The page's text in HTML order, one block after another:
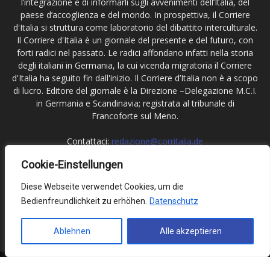
Cookie-Einstellungen
Diese Webseite verwendet Cookies, um die
Bedienfreundlichkeit zu erhöhen.
Datenschutz
Ablehnen Alle akzeptieren
paese d’accoglienza e del mondo. In prospettiva, il Corriere
d'Italia si struttura come laboratorio del dibattito interculturale.
Il Corriere d'Italia è un giornale del presente e del futuro, con
forti radici nel passato. Le radici affondano infatti nella storia
degli italiani in Germania, la cui vicenda migratoria il Corriere
d'Italia ha seguito fin dall'inizio. Il Corriere d’Italia non è a scopo
di lucro. Editore del giornale è la Direzione –Delegazione M.C.I.
in Germania e Scandinavia; registrata al tribunale di
Francoforte sul Meno.
Contattaci: redazione@corritalia.de
Seguici